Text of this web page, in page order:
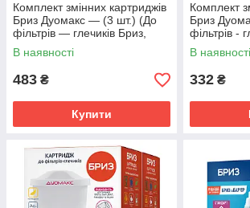
Комплект змінних картриджів
Бриз Дуомакс — (3 шт.) (До
фільтрів — глечиків Бриз,
Brita, Dafi, BWT, Ecosoft)
В наявності
483 ₴
Купити
Комплект
Бриз
фільтрів -
Dafi, BWT,
В наявності
332 ₴